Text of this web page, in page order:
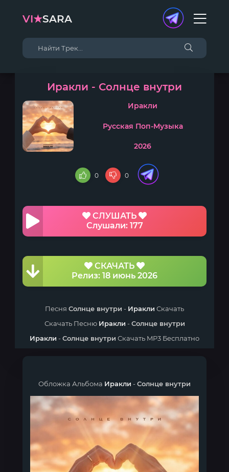
VI★SARA
Иракли - Солнце внутри
Иракли
Русская Поп-Музыка
2026
0 0
СЛУШАТЬ
Слушали: 177
СКАЧАТЬ
Релиз: 18 июнь 2026
Песня Солнце внутри - Иракли Скачать
Скачать Песню Иракли -Солнце внутри
Иракли -Солнце внутри Скачать MP3 Бесплатно
Обложка Альбома Иракли -Солнце внутри